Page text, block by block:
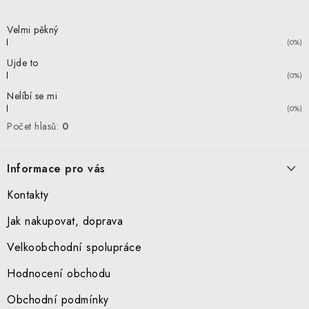
Velmi pěkný
(0%)
Ujde to
(0%)
Nelíbí se mi
(0%)
Počet hlasů: 0
Informace pro vás
Kontakty
Jak nakupovat, doprava
Velkoobchodní spolupráce
Hodnocení obchodu
Obchodní podmínky